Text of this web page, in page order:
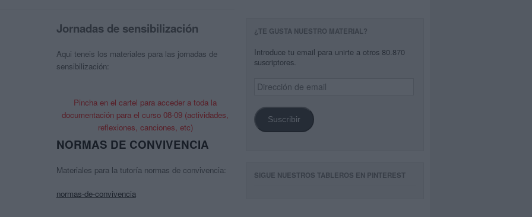
Jornadas de sensibilización
Aqui teneis los materiales para las jornadas de
sensibilización:
Pincha en el cartel para acceder a toda la
documentación para el curso 08-09 (actividades,
reflexiones, canciones, etc)
NORMAS DE CONVIVENCIA
Materiales para la tutoría normas de convivencia:
normas-de-convivencia
¿TE GUSTA NUESTRO MATERIAL?
Introduce tu email para unirte a otros 80.870
suscriptores.
Dirección
de
Suscribir
SIGUE NUESTROS TABLEROS EN PINTEREST